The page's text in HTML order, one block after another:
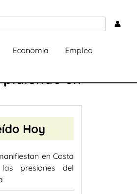
👤
Economía Empleo
un
Hoy
en Costa
presiones del